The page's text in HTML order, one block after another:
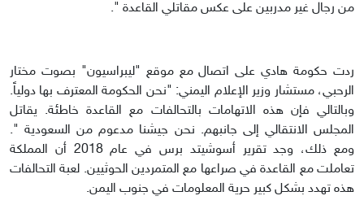
من رجال غير مدربين على عكس مقاتلي القاعدة ".
ردت حكومة هادي على اتصال مع موقع "ليبراسيون" بصوت مختار
الرحبي، مستشار وزير الإعلام اليمني: "نحن الحكومة المعترف بها دولياً.
وبالتالي فإن هذه الاتهامات بالتحالفات مع القاعدة خاطئة. يقاتل
المجلس الانتقالي إلى جانبهم. نحن جيشنا مدعوم من السعودية ".
ومع ذلك، وجد تقرير أسوشيتد برس في عام 2018 أن المملكة
تعاملت مع القاعدة في صراعها مع المتمردين الحوثيين. لعبة التحالفات
هذه تهدد بشكل كبير حرية المعلومات في جنوب اليمن.